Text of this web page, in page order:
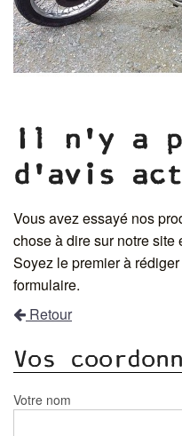
Il n'y a
d'avis
Vous avez essayé nos
chose à dire sur notre site
Soyez le premier à
formulaire.
Retour
Vos
Votre nom